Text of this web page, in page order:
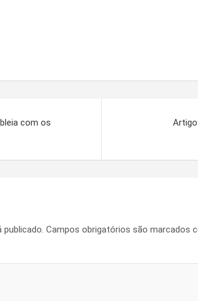
com os
publicado. Campos obrigatórios são marcados